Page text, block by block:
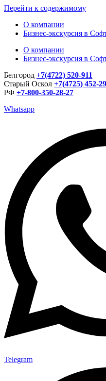
Перейти к содержимому
О компании
Бизнес-экскурсия в
О компании
Бизнес-экскурсия в
Белгород +7(4722) 520-911
Старый Оскол +7(4725) 452-
РФ +7-800-350-28-27
Whatsapp
Telegram